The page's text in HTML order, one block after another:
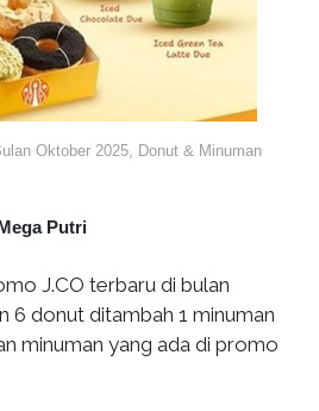
Oktober 2025, Donut & Minuman
Putri
J.CO terbaru di bulan
6 donut ditambah 1 minuman
minuman yang ada di promo